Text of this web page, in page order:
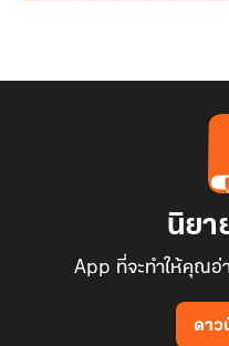
นิยา
App ที่จะทำให้คุณอ่
ดาว